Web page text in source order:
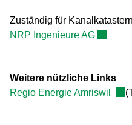
Zuständig für
NRP Ingenieure AG
Weitere nützliche Links
Regio Energie Amriswil